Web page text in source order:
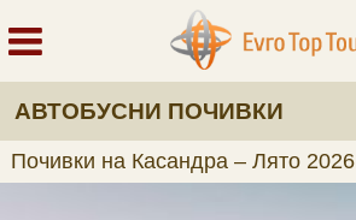
АВТОБУСНИ ПОЧИВКИ
Почивки на Касандра – Лято 2026